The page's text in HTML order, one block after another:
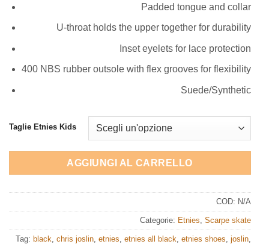
Padded tongue and collar
U-throat holds the upper together for durability
Inset eyelets for lace protection
400 NBS rubber outsole with flex grooves for flexibility
Suede/Synthetic
Taglie Etnies Kids
AGGIUNGI AL CARRELLO
COD: N/A
Categorie: Etnies Scarpe skate
Tag: black chris joslin etnies etnies all black etnies shoes joslin